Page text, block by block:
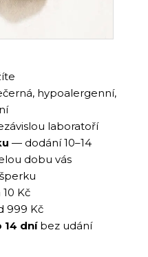
hypoalergenní,
laboratoří
— dodání 10–14
dobu vás
10 Kč
999 Kč
14 dníbez udání